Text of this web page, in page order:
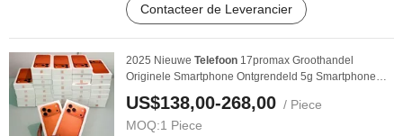
Contacteer de Leverancier
2025 Nieuwe Telefoon 17promax Groothandel
Originele Smartphone Ontgrendeld 5g Smartphone
Telefoon
US$138,00-268,00 / Piece
MOQ:1 Piece